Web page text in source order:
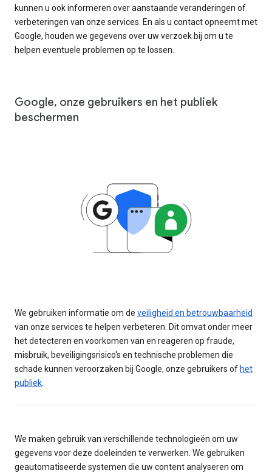
kunnen u ook informeren over aanstaande veranderingen of
verbeteringen van onze services. En als u contact opneemt met
Google, houden we gegevens over uw verzoek bij om u te
helpen eventuele problemen op te lossen.
Google, onze gebruikers en het publiek
beschermen
We gebruiken informatie om de veiligheid en betrouwbaarheid
van onze services te helpen verbeteren. Dit omvat onder meer
het detecteren en voorkomen van en reageren op fraude,
misbruik, beveiligingsrisico's en technische problemen die
schade kunnen veroorzaken bij Google, onze gebruikers of het
publiek
We maken gebruik van verschillende technologieën om uw
gegevens voor deze doeleinden te verwerken. We gebruiken
geautomatiseerde systemen die uw content analyseren om